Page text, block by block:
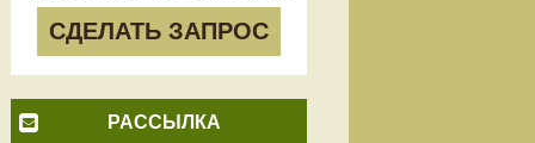
СДЕЛАТЬ ЗАПРОС
РАССЫЛКА